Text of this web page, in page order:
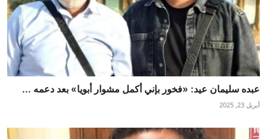
عبده سليمان عيد: «فخور بإني أكمل مشوار أبويا» بعد دعمه ...
أبريل 23, 2025